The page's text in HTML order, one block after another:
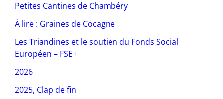
Petites Cantines de Chambéry
À lire : Graines de Cocagne
Les Triandines et le soutien du Fonds Social
Européen – FSE+
2026
2025, Clap de fin